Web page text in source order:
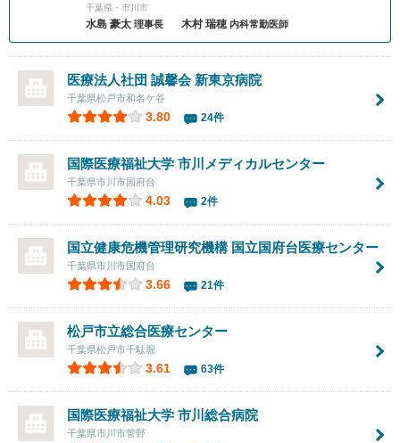
千葉県・市川市
水島 豪太 理事長 木村 瑞穂 内科常勤医師
医療法人社団 誠馨会 新東京病院
千葉県松戸市和名ケ谷
3.80 24件
国際医療福祉大学 市川メディカルセンター
千葉県市川市国府台
4.03 2件
国立健康危機管理研究機構 国立国府台医療センター
千葉県市川市国府台
3.66 21件
松戸市立総合医療センター
千葉県松戸市千駄堀
3.61 63件
国際医療福祉大学 市川総合病院
千葉県市川市菅野